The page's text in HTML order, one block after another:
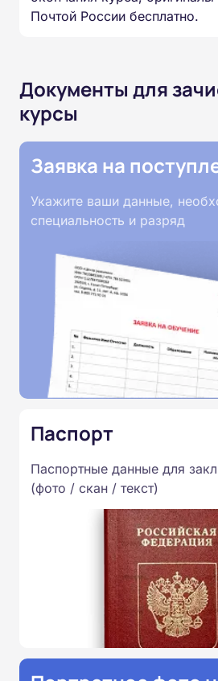
Почтой России бесплатно.
Документы для
курсы
Заявка на
Укажите ваши данные,
специальность и разряд
Паспорт
Паспортные данные для
(фото / скан / текст)